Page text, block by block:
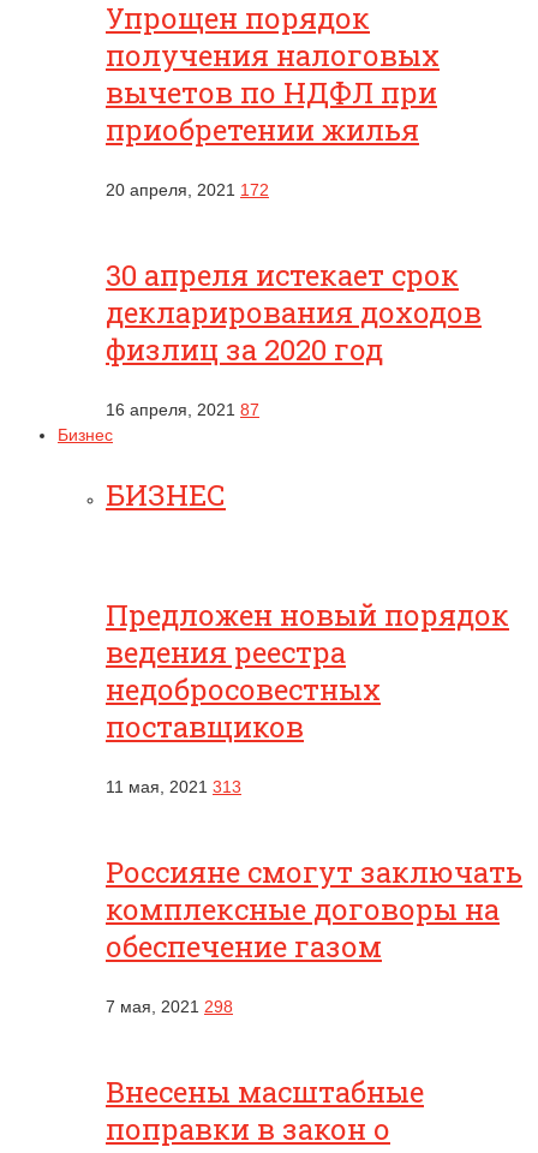
Упрощен порядок
получения налоговых
вычетов по НДФЛ при
приобретении жилья
20 апреля, 2021 172
30 апреля истекает срок
декларирования доходов
физлиц за 2020 год
16 апреля, 2021 87
Бизнес
БИЗНЕС
Предложен новый порядок
ведения реестра
недобросовестных
поставщиков
11 мая, 2021 313
Россияне смогут заключать
комплексные договоры на
обеспечение газом
7 мая, 2021 298
Внесены масштабные
поправки в закон о